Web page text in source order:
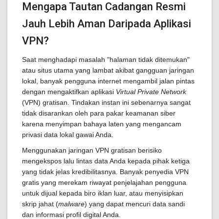
Mengapa Tautan Cadangan Resmi
Jauh Lebih Aman Daripada Aplikasi
VPN?
Saat menghadapi masalah "halaman tidak ditemukan"
atau situs utama yang lambat akibat gangguan jaringan
lokal, banyak pengguna internet mengambil jalan pintas
dengan mengaktifkan aplikasi Virtual Private Network
(VPN) gratisan. Tindakan instan ini sebenarnya sangat
tidak disarankan oleh para pakar keamanan siber
karena menyimpan bahaya laten yang mengancam
privasi data lokal gawai Anda.
Menggunakan jaringan VPN gratisan berisiko
mengekspos lalu lintas data Anda kepada pihak ketiga
yang tidak jelas kredibilitasnya. Banyak penyedia VPN
gratis yang merekam riwayat penjelajahan pengguna
untuk dijual kepada biro iklan luar, atau menyisipkan
skrip jahat (malware) yang dapat mencuri data sandi
dan informasi profil digital Anda.